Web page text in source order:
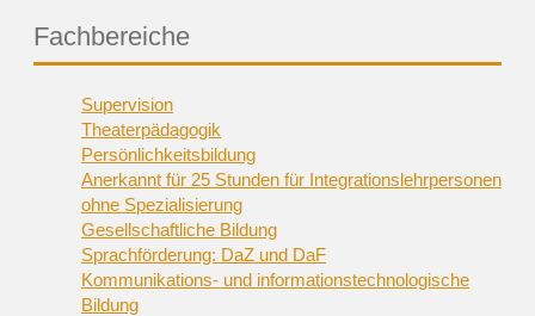
Fachbereiche
Supervision
Theaterpädagogik
Persönlichkeitsbildung
Anerkannt für 25 Stunden für Integrationslehrpersonen
ohne Spezialisierung
Gesellschaftliche Bildung
Sprachförderung: DaZ und DaF
Kommunikations- und informationstechnologische
Bildung